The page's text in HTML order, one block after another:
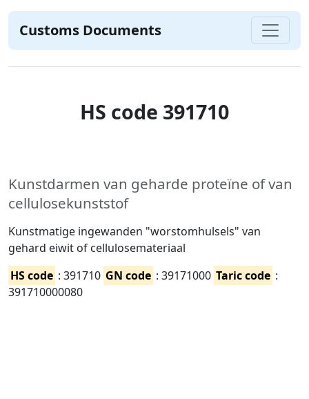
Customs Documents
HS code 391710
Kunstdarmen van geharde proteïne of van
cellulosekunststof
Kunstmatige ingewanden "worstomhulsels" van
gehard eiwit of cellulosemateriaal
HS code : 391710 GN code : 39171000 Taric code :
391710000080